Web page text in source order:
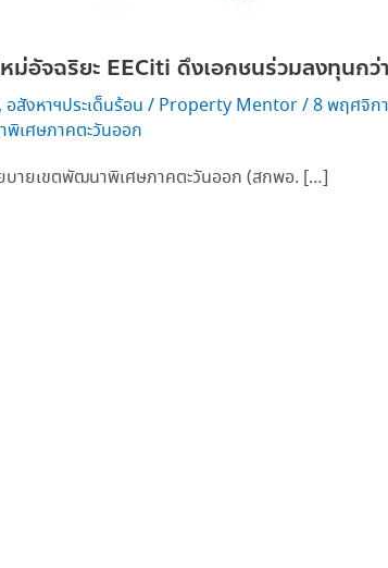
ม่อัจฉริยะ EECiti ดึงเอกชนร่วมลงทุนก
อสังหาฯประเด็นร้อน / Property Mentor/8 พฤศจิก
เศษภาคตะวันออก
บายเขตพัฒนาพิเศษภาคตะวันออก (สกพอ. […]